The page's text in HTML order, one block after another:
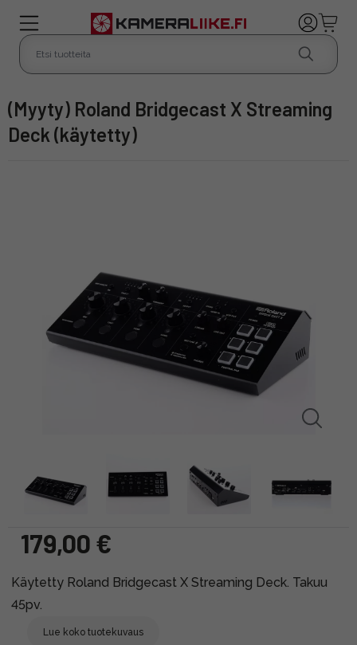
(Myyty) Roland Bridgecast X Streaming
Deck (käytetty)
179,00 €
Käytetty Roland Bridgecast X Streaming Deck. Takuu
45pv.
Lue koko tuotekuvaus